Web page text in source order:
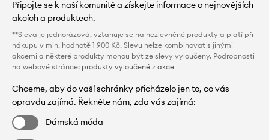
Připojte se k naší komunitě a získejte informace o nejnovějších
akcích a produktech.
**Sleva je jednorázová, vztahuje se na nezlevněné produkty a platí při
nákupu v min. hodnotě 1 900 Kč. Slevu nelze kombinovat s jinými
akcemi a některé produkty mohou být ze slevy vyloučeny. Podrobnosti
na webové stránce: produkty vyloučené z akce
Chceme, aby do vaší schránky přicházelo jen to, co vás
opravdu zajímá. Řekněte nám, zda vás zajímá:
Dámská móda